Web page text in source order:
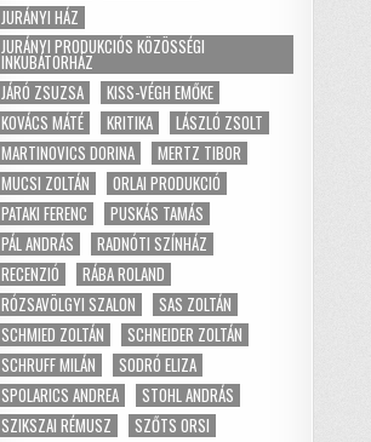
JURÁNYI HÁZ
JURÁNYI PRODUKCIÓS KÖZÖSSÉGI
INKUBÁTORHÁZ
JÁRÓ ZSUZSA
KISS-VÉGH EMŐKE
KOVÁCS MÁTÉ
KRITIKA
LÁSZLÓ ZSOLT
MARTINOVICS DORINA
MERTZ TIBOR
MUCSI ZOLTÁN
ORLAI PRODUKCIÓ
PATAKI FERENC
PUSKÁS TAMÁS
PÁL ANDRÁS
RADNÓTI SZÍNHÁZ
RECENZIÓ
RÁBA ROLAND
RÓZSAVÖLGYI SZALON
SAS ZOLTÁN
SCHMIED ZOLTÁN
SCHNEIDER ZOLTÁN
SCHRUFF MILÁN
SODRÓ ELIZA
SPOLARICS ANDREA
STOHL ANDRÁS
SZIKSZAI RÉMUSZ
SZŐTS ORSI